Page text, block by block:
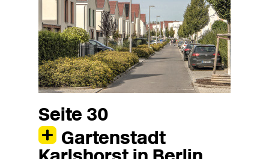
Seite 30
Gartenstadt